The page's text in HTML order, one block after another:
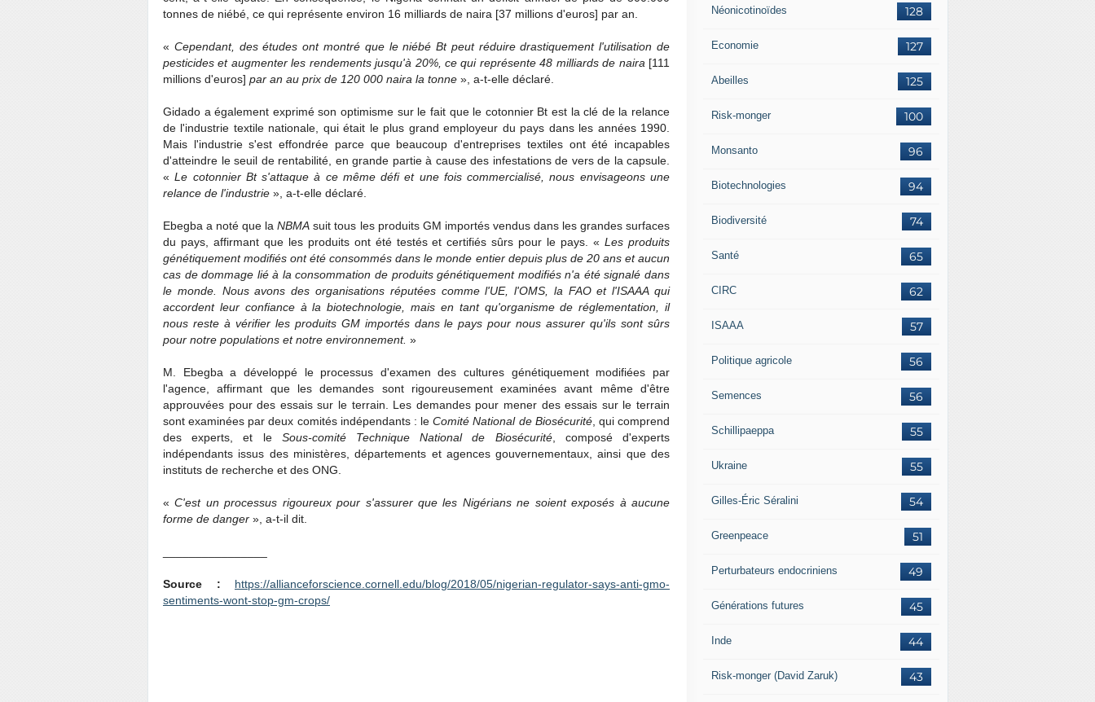
tonnes de niébé, ce qui représente environ 16 milliards de naira [37 millions d'euros] par an.
« Cependant, des études ont montré que le niébé Bt peut réduire drastiquement l'utilisation de
pesticides et augmenter les rendements jusqu'à 20%, ce qui représente 48 milliards de naira [111
millions d'euros] par an au prix de 120 000 naira la tonne », a-t-elle déclaré.
Gidado a également exprimé son optimisme sur le fait que le cotonnier Bt est la clé de la relance
de l'industrie textile nationale, qui était le plus grand employeur du pays dans les années 1990.
Mais l'industrie s'est effondrée parce que beaucoup d'entreprises textiles ont été incapables
d'atteindre le seuil de rentabilité, en grande partie à cause des infestations de vers de la capsule.
«Le cotonnier Bt s'attaque à ce même défi et une fois commercialisé, nous envisageons une
relance de l'industrie », a-t-elle déclaré.
Ebegba a noté que laNBMA suit tous les produits GM importés vendus dans les grandes surfaces
du pays, affirmant que les produits ont été testés et certifiés sûrs pour le pays. «Les produits
génétiquement modifiés ont été consommés dans le monde entier depuis plus de 20 ans et aucun
cas de dommage lié à la consommation de produits génétiquement modifiés n'a été signalé dans
le monde. Nous avons des organisations réputées comme l'UE, l'OMS, la FAO et l'ISAAA qui
accordent leur confiance à la biotechnologie, mais en tant qu'organisme de réglementation, il
nous reste à vérifier les produits GM importés dans le pays pour nous assurer qu'ils sont sûrs
pour notre populations et notre environnement. »
M. Ebegba a développé le processus d'examen des cultures génétiquement modifiées par
l'agence, affirmant que les demandes sont rigoureusement examinées avant même d'être
approuvées pour des essais sur le terrain. Les demandes pour mener des essais sur le terrain
sont examinées par deux comités indépendants : leComité National de Biosécurité, qui comprend
des experts, et le Sous-comité Technique National de Biosécurité, composé d'experts
indépendants issus des ministères, départements et agences gouvernementaux, ainsi que des
instituts de recherche et des ONG.
«C'est un processus rigoureux pour s'assurer que les Nigérians ne soient exposés à aucune
forme de danger », a-t-il dit.
Source :
https://allianceforscience.cornell.edu/blog/2018/05/nigerian-regulator-says-anti-gmo-
sentiments-wont-stop-gm-crops/
128
Néonicotinoïdes
127
Economie
125
Abeilles
100
Risk-monger
96
Monsanto
94
Biotechnologies
74
Biodiversité
65
Santé
62
CIRC
57
ISAAA
56
Politique agricole
56
Semences
55
Schillipaeppa
55
Ukraine
54
Gilles-Éric Séralini
51
Greenpeace
49
Perturbateurs endocriniens
45
Générations futures
44
Inde
43
Risk-monger (David Zaruk)